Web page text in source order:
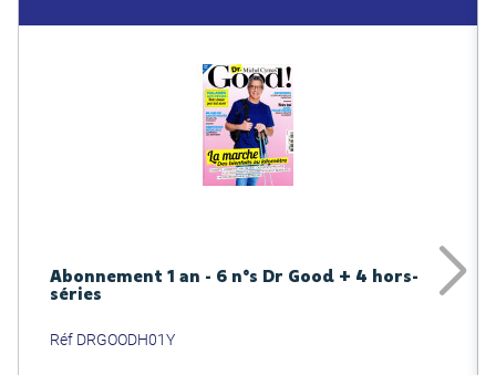
Abonnement 1 an - 6 n°s Dr Good + 4 hors-
séries
Réf DRGOODH01Y